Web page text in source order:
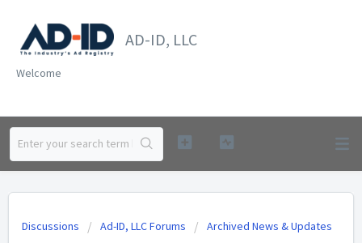
AD-ID, LLC
Welcome
Discussions Ad-ID, LLC Forums Archived News & Updates